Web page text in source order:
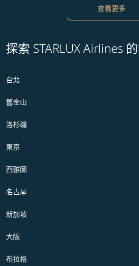
查看更多
探索 STARLUX Airlines
台北
舊金山
洛杉磯
東京
西雅圖
名古屋
新加坡
大阪
布拉格